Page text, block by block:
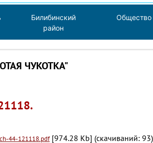
Билибинский
район
Общество
ЧУКОТКА"
44-121118.pdf[974.28 Kb] (cкачиваний: 93)